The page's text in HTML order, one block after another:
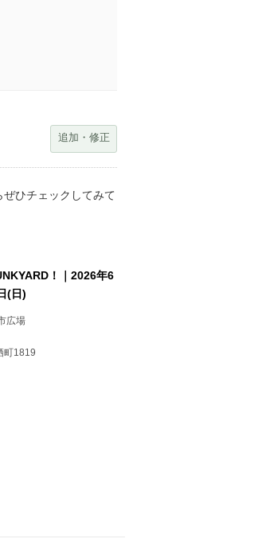
追加・修正
ひチェックしてみて
！｜2026年6
(日)
広場
町1819